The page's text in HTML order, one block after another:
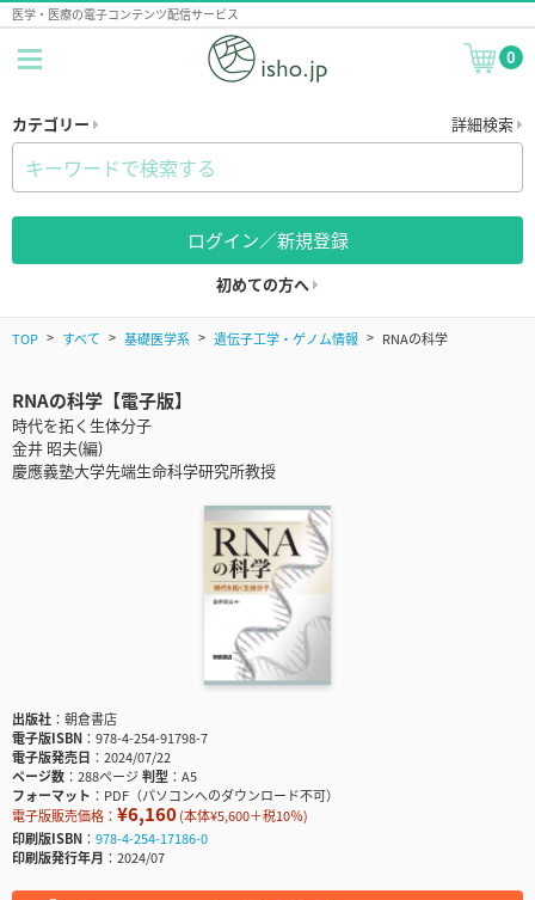
医学・医療の電子コンテンツ配信サービス
0
カテゴリー 詳細検索
ログイン／新規登録
初めての方へ
TOP すべて 基礎医学系 遺伝子工学・ゲノム情報 RNAの科学
RNAの科学【電子版】
時代を拓く生体分子
金井 昭夫(編)
慶應義塾大学先端生命科学研究所教授
出版社
朝倉書店
電子版ISBN
978-4-254-91798-7
電子版発売日
2024/07/22
ページ数
288ページ判型
A5
フォーマット
PDF（パソコンへのダウンロード不可）
電子版販売価格： ¥6,160(本体¥5,600＋税10％)
印刷版ISBN
978-4-254-17186-0
印刷版発行年月
2024/07